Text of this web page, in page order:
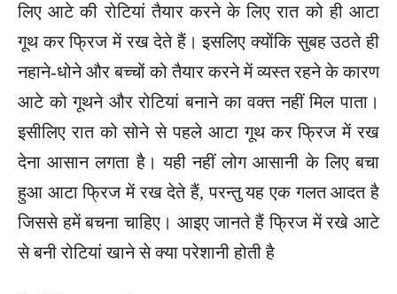
लिए आटे की रोटियां तैयार करने के लिए रात को ही आटा
गूथ कर फ्रिज में रख देते हैं। इसलिए क्योंकि सुबह उठते ही
नहाने-धोने और बच्चों को तैयार करने में व्यस्त रहने के कारण
आटे को गूथने और रोटियां बनाने का वक्त नहीं मिल पाता।
इसीलिए रात को सोने से पहले आटा गूथ कर फ्रिज में रख
देना आसान लगता है। यही नहीं लोग आसानी के लिए बचा
हुआ आटा फ्रिज में रख देते हैं, परन्तु यह एक गलत आदत है
जिससे हमें बचना चाहिए। आइए जानते हैं फ्रिज में रखे आटे
से बनी रोटियां खाने से क्या परेशानी होती है